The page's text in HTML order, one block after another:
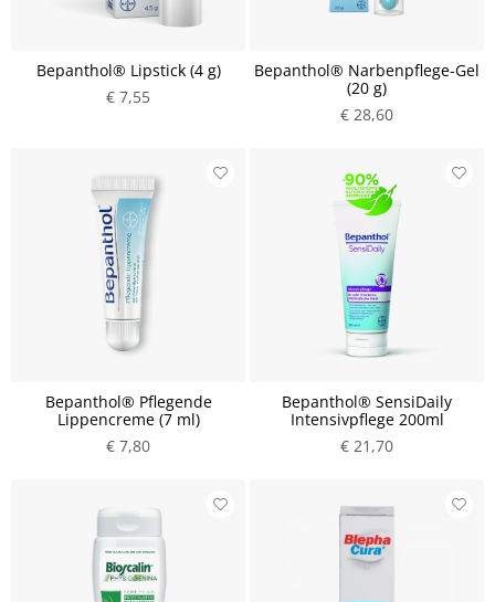
Bepanthol® Lipstick (4 g)
€ 7,55
Bepanthol® Narbenpflege-Gel
(20 g)
€ 28,60
Bepanthol® Pflegende
Lippencreme (7 ml)
€ 7,80
Bepanthol® SensiDaily
Intensivpflege 200ml
€ 21,70